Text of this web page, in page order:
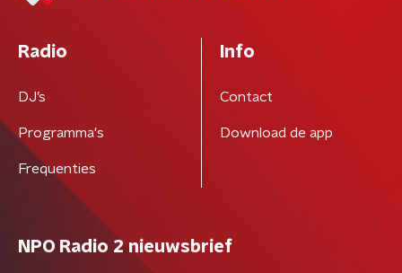
Radio
DJ’s
Programma's
Frequenties
Info
Contact
Download de app
NPO Radio 2 nieuwsbrief